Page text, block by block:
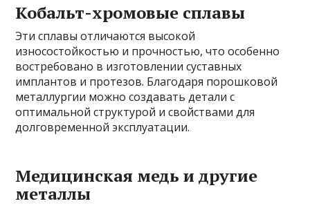
Кобальт-хромовые сплавы
Эти сплавы отличаются высокой
износостойкостью и прочностью, что особенно
востребовано в изготовлении суставных
имплантов и протезов. Благодаря порошковой
металлургии можно создавать детали с
оптимальной структурой и свойствами для
долговременной эксплуатации.
Медицинская медь и другие
металлы